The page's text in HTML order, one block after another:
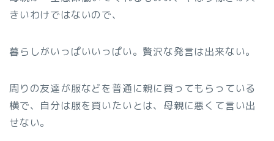
きいわけではないので、
暮らしがいっぱいいっぱい。贅沢な発言は出来ない。
周りの友達が服などを普通に親に買ってもらっている
横で、自分は服を買いたいとは、母親に悪くて言い出
せない。